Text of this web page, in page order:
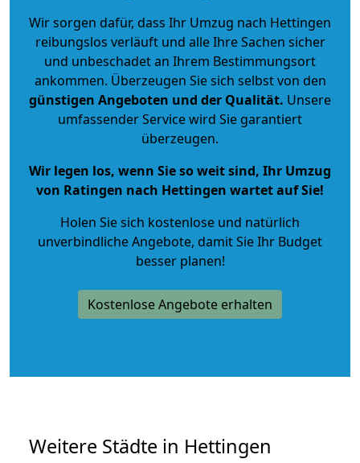
Wir sorgen dafür, dass Ihr Umzug nach Hettingen
reibungslos verläuft und alle Ihre Sachen sicher
und unbeschadet an Ihrem Bestimmungsort
ankommen. Überzeugen Sie sich selbst von den
günstigen Angeboten und der Qualität. Unsere
umfassender Service wird Sie garantiert
überzeugen.
Wir legen los, wenn Sie so weit sind, Ihr Umzug
von Ratingen nach Hettingen wartet auf Sie!
Holen Sie sich kostenlose und natürlich
unverbindliche Angebote, damit Sie Ihr Budget
besser planen!
Kostenlose Angebote erhalten
Weitere Städte in Hettingen